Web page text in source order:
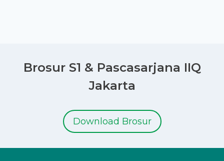
Brosur S1 & Pascasarjana IIQ
Jakarta
Download Brosur